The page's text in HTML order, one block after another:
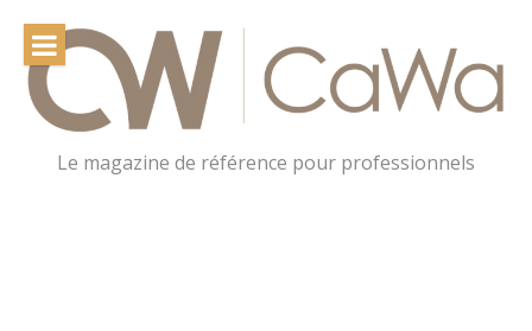
Le magazine de référence pour professionnels